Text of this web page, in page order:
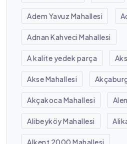
Adem Yavuz Mahallesi
Adnan Kahveci Mahallesi
A kalite yedek parça
Akse Mahallesi
Akçakoca Mahallesi
Alibeyköy Mahallesi
Alkent 2000 Mahallesi